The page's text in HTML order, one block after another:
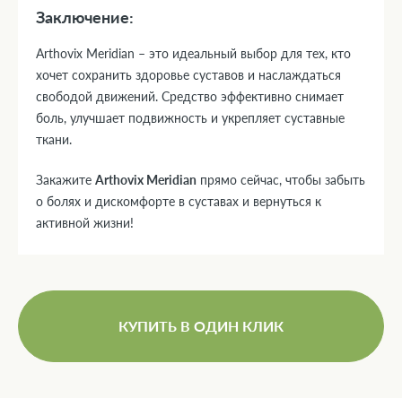
Заключение:
Arthovix Meridian – это идеальный выбор для тех, кто
хочет сохранить здоровье суставов и наслаждаться
свободой движений. Средство эффективно снимает
боль, улучшает подвижность и укрепляет суставные
ткани.
Закажите Arthovix Meridian прямо сейчас, чтобы забыть
о болях и дискомфорте в суставах и вернуться к
активной жизни!
КУПИТЬ В ОДИН КЛИК